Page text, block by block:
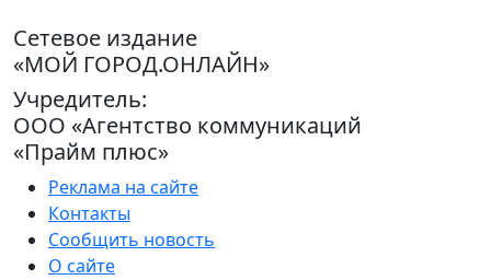
Сетевое издание
«МОЙ ГОРОД.ОНЛАЙН»
Учредитель:
ООО «Агентство коммуникаций
«Прайм плюс»
Реклама на сайте
Контакты
Сообщить новость
О сайте